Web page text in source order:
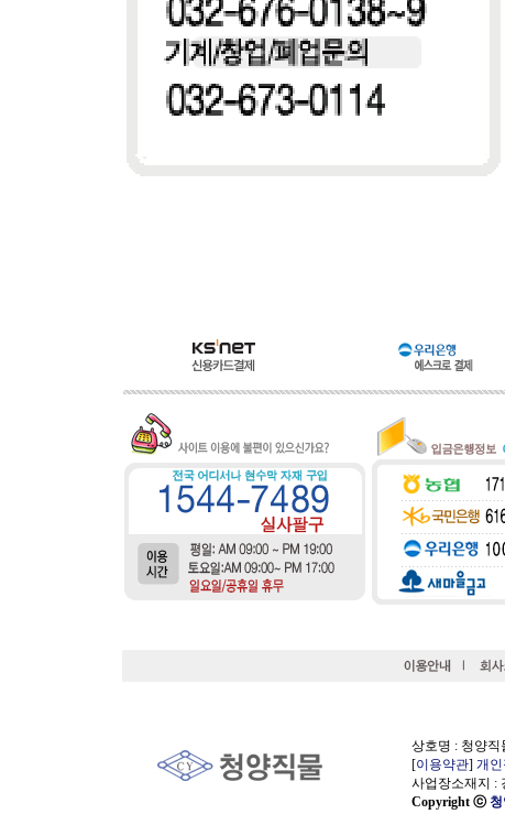
상호명 : 청양직
[이용약관] 개인
사업장소재지 :
Copyright ⓒ